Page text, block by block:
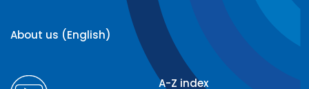
About us (English)
A-Z index